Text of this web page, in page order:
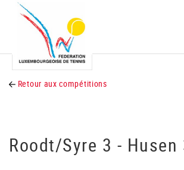
Retour aux compétitions
Roodt/Syre 3 - Husen